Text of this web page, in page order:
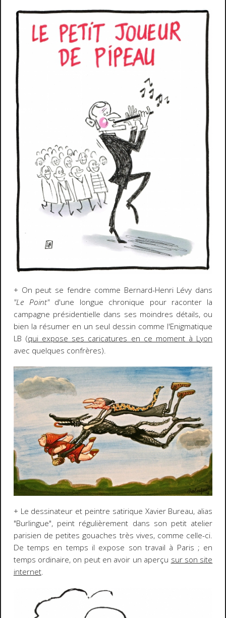
+ On peut se fendre comme Bernard-Henri Lévy dans
"Le Point"d'une longue chronique pour raconter la
campagne présidentielle dans ses moindres détails, ou
bien la résumer en un seul dessin comme l'Enigmatique
LB (qui expose ses caricatures en ce moment à Lyon
avec quelques confrères).
+ Le dessinateur et peintre satirique Xavier Bureau, alias
"Burlingue", peint régulièrement dans son petit atelier
parisien de petites gouaches très vives, comme celle-ci.
De temps en temps il expose son travail à Paris ; en
temps ordinaire, on peut en avoir un aperçu sur son site
internet.